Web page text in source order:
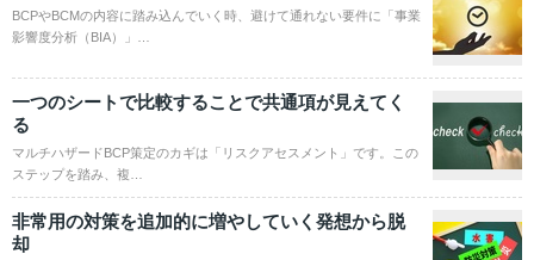
BCPやBCMの内容に踏み込んでいく時、避けて通れない要件に「事業
影響度分析（BIA）」…
一つのシートで比較することで共通項が見えてく
る
マルチハザードBCP策定のカギは「リスクアセスメント」です。この
ステップを踏み、複…
非常用の対策を追加的に増やしていく発想から脱
却